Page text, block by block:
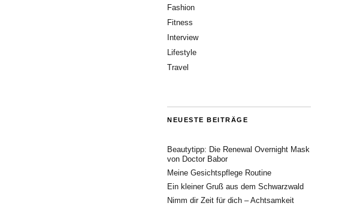
Fashion
Fitness
Interview
Lifestyle
Travel
NEUESTE BEITRÄGE
Beautytipp: Die Renewal Overnight Mask
von Doctor Babor
Meine Gesichtspflege Routine
Ein kleiner Gruß aus dem Schwarzwald
Nimm dir Zeit für dich – Achtsamkeit